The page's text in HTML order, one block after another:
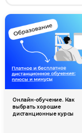
Онлайн-обучение. Как
выбрать хорошие
дистанционные курсы